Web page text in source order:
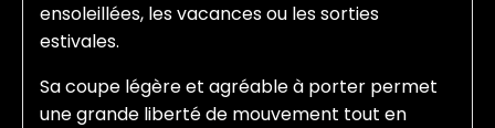
ensoleillées, les vacances ou les sorties
estivales.
Sa coupe légère et agréable à porter permet
une grande liberté de mouvement tout en